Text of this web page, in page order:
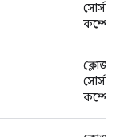
সোর্স
ক্লোজড
সোর্স